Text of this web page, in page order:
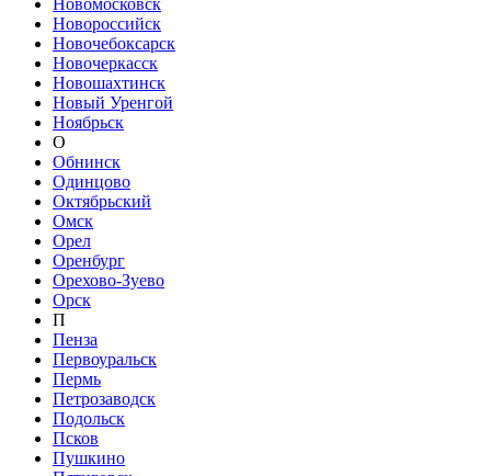
Новомосковск
Новороссийск
Новочебоксарск
Новочеркасск
Новошахтинск
Новый Уренгой
Ноябрьск
О
Обнинск
Одинцово
Октябрьский
Омск
Орел
Оренбург
Орехово-Зуево
Орск
П
Пенза
Первоуральск
Пермь
Петрозаводск
Подольск
Псков
Пушкино